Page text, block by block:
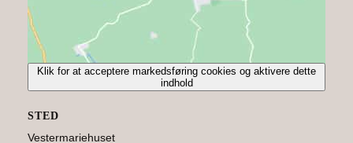
STED
Vestermariehuset
Klik for at acceptere markedsføring cookies og aktivere dette
indhold